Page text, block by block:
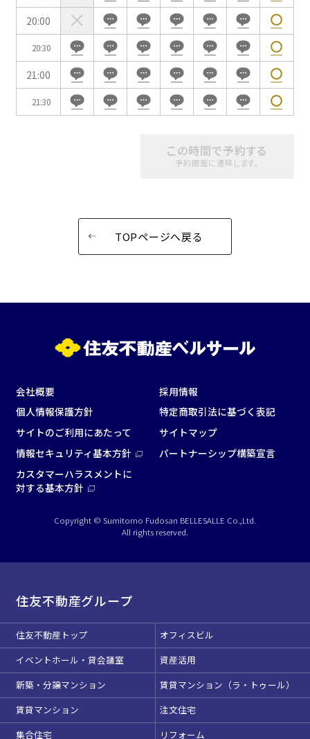
20:00
20:30
21:00
21:30
この時間で予約する
予約画面に遷移します。
TOPページへ戻る
会社概要
採用情報
個人情報保護方針
特定商取引法に基づく表記
サイトのご利用にあたって
サイトマップ
情報セキュリティ基本方針
パートナーシップ構築宣言
カスタマーハラスメントに
対する基本方針
Copyright © Sumitomo Fudosan BELLESALLE Co.,Ltd.
All rights reserved.
住友不動産グループ
住友不動産トップ
オフィスビル
イベントホール・貸会議室
資産活用
新築・分譲マンション
賃貸マンション（ラ・トゥール）
賃貸マンション
注文住宅
集合住宅
リフォーム
選択している条件をリセットする